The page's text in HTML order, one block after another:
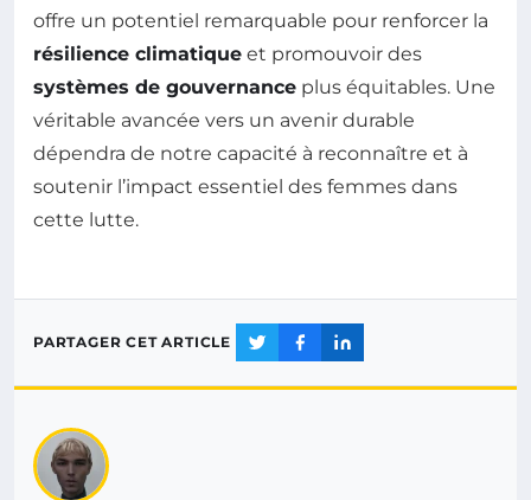
offre un potentiel remarquable pour renforcer la
résilience climatique et promouvoir des
systèmes de gouvernance plus équitables. Une
véritable avancée vers un avenir durable
dépendra de notre capacité à reconnaître et à
soutenir l’impact essentiel des femmes dans
cette lutte.
PARTAGER CET ARTICLE